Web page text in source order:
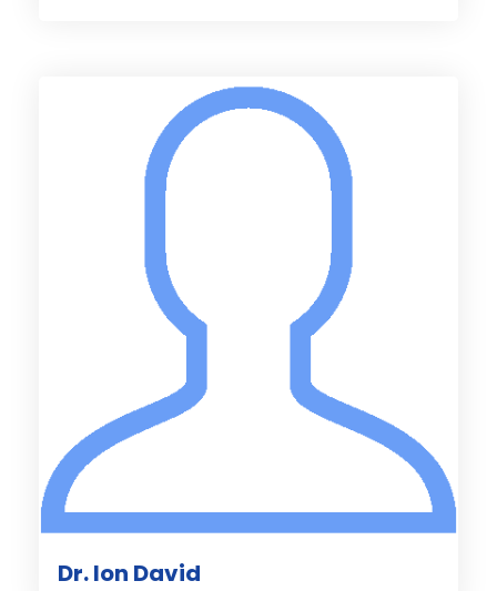
Dr. Ion David